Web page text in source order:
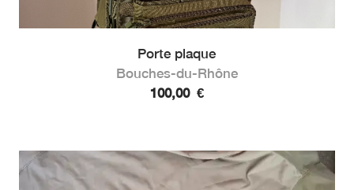
Porte plaque
Bouches-du-Rhône
100,00 €